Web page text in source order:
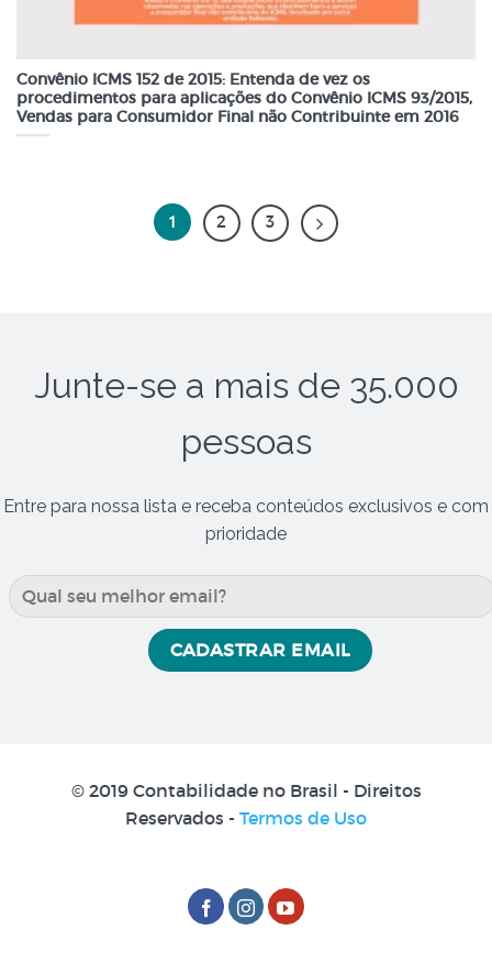
Convênio ICMS 152 de 2015: Entenda de vez os
procedimentos para aplicações do Convênio ICMS 93/2015,
Vendas para Consumidor Final não Contribuinte em 2016
1 2 3
Junte-se a mais de 35.000
pessoas
Entre para nossa lista e receba conteúdos exclusivos e com
prioridade
© 2019 Contabilidade no Brasil - Direitos
Reservados - Termos de Uso